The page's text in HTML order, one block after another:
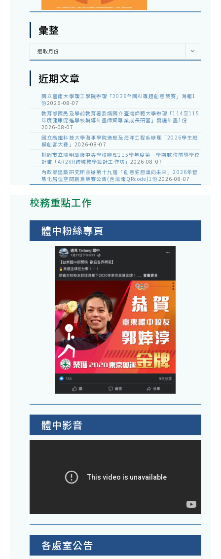
彙整
彙
選取月份
近期文章
國立臺南大學理工學院辦理「2026全國AI專題創意競賽」海報1
份2026-08-07
教育部國民及學前教育署委請國立臺灣師範大學辦理「114至115
年度健康促進學校輔導計畫師資專業成長研習」實施計畫1份
2026-08-07
國立高雄科技大學海事學院造船及海洋工程系辦理「2026學生船
模創客大賽」 2026-08-07
桃園市立陽明高級中等學校辦理115學年度第一學期數位前導學校
計畫「AR2VR跨域教學設計工作坊」 2026-08-07
內政部建築研究所主辦第十九屆「創意狂想巢向未來」2026年智
慧化居住空間創意競賽公告(含海報QRcode)1份2026-08-07
校務重點工作
體中粉絲專頁
體中影音
各處室公告